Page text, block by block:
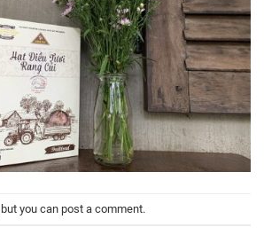
you can post a comment.